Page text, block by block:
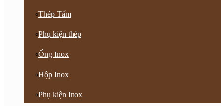
Thép Tấm
Phụ kiện thép
Ống Inox
Hộp Inox
Phụ kiện Inox